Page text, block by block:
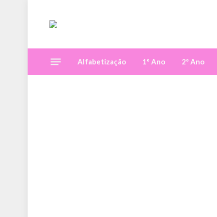
Alfabetização 1º Ano 2º Ano